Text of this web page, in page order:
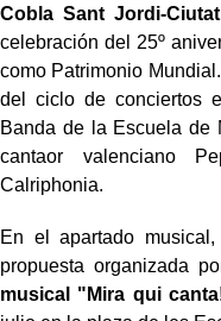
Cobla Sant Jordi-
celebración del 25º
como Patrimonio Mundial.
del ciclo de conciertos
Banda de la Escuela de
cantaor valenciano
Calriphonia.
En el apartado
propuesta organizada
musical "Mira qui